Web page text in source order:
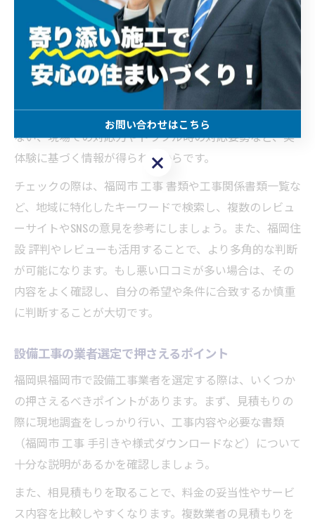
ルも最小限に抑えることができます。
設備工事の口コミや評判を徹底チェック
設備工事の業者選びでは、実際にその業者を利用した人
の口コミや評判を徹底的にチェックすることが重要で
す。なぜなら、公式サイトや見積もり書だけでは分から
ない、現場での対応力やトラブル時の対応姿勢など、実
体験に基づく情報が得られるからです。
チェックの際は、福岡市 工事 書類や工事関係書類一覧な
ど、地域に特化したキーワードで検索し、複数のレビュ
ーサイトやSNSの意見を参考にしましょう。また、福岡住
設 評判やレビューも活用することで、より多角的な判断
が可能になります。もし悪い口コミが多い場合は、その
内容をよく確認し、自分の希望や条件に合致するか慎重
に判断することが大切です。
設備工事の業者選定で押さえるポイント
福岡県福岡市で設備工事業者を選定する際は、いくつか
の押さえるべきポイントがあります。まず、見積もりの
際に現地調査をしっかり行い、工事内容や必要な書類
（福岡市 工事 手引きや様式ダウンロードなど）について
十分な説明があるかを確認しましょう。
また、相見積もりを取ることで、料金の妥当性やサービ
ス内容を比較しやすくなります。複数業者の見積もりを
お問い合わせはこちら
お問い合わせはこちら